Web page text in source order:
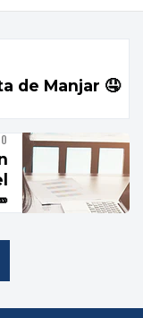
de Manjar 🤤